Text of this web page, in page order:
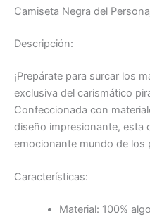
Camiseta Negra del
Descripción:
¡Prepárate para surcar los
exclusiva del carismático
Confeccionada con
diseño impresionante, esta
emocionante mundo de los
Características:
Material: 100%